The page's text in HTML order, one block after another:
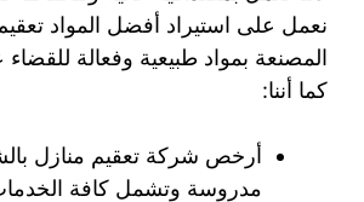
نعمل على استيراد أفضل المواد
المصنعة بمواد طبيعية وفعالة للقضاء
كما أننا:
أرخص شركة تعقيم منازل
مدروسة وتشمل كافة